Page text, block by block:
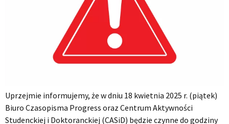
Uprzejmie informujemy, że w dniu 18 kwietnia 2025 r. (piątek)
Biuro Czasopisma Progress oraz Centrum Aktywności
Studenckiej i Doktoranckiej (CASiD) będzie czynne do godziny